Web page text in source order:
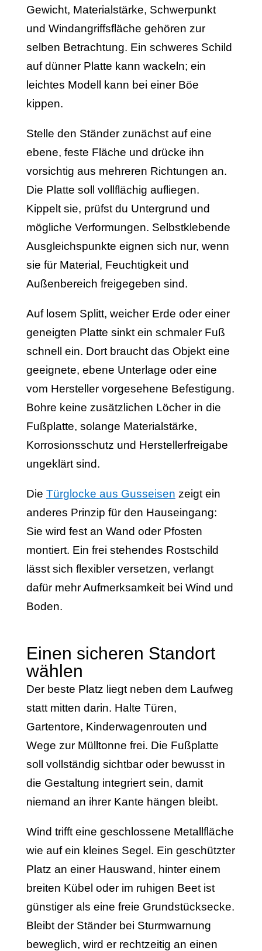
Gewicht, Materialstärke, Schwerpunkt
und Windangriffsfläche gehören zur
selben Betrachtung. Ein schweres Schild
auf dünner Platte kann wackeln; ein
leichtes Modell kann bei einer Böe
kippen.
Stelle den Ständer zunächst auf eine
ebene, feste Fläche und drücke ihn
vorsichtig aus mehreren Richtungen an.
Die Platte soll vollflächig aufliegen.
Kippelt sie, prüfst du Untergrund und
mögliche Verformungen. Selbstklebende
Ausgleichspunkte eignen sich nur, wenn
sie für Material, Feuchtigkeit und
Außenbereich freigegeben sind.
Auf losem Splitt, weicher Erde oder einer
geneigten Platte sinkt ein schmaler Fuß
schnell ein. Dort braucht das Objekt eine
geeignete, ebene Unterlage oder eine
vom Hersteller vorgesehene Befestigung.
Bohre keine zusätzlichen Löcher in die
Fußplatte, solange Materialstärke,
Korrosionsschutz und Herstellerfreigabe
ungeklärt sind.
Die Türglocke aus Gusseisen zeigt ein
anderes Prinzip für den Hauseingang:
Sie wird fest an Wand oder Pfosten
montiert. Ein frei stehendes Rostschild
lässt sich flexibler versetzen, verlangt
dafür mehr Aufmerksamkeit bei Wind und
Boden.
Einen sicheren Standort
wählen
Der beste Platz liegt neben dem Laufweg
statt mitten darin. Halte Türen,
Gartentore, Kinderwagenrouten und
Wege zur Mülltonne frei. Die Fußplatte
soll vollständig sichtbar oder bewusst in
die Gestaltung integriert sein, damit
niemand an ihrer Kante hängen bleibt.
Wind trifft eine geschlossene Metallfläche
wie auf ein kleines Segel. Ein geschützter
Platz an einer Hauswand, hinter einem
breiten Kübel oder im ruhigen Beet ist
günstiger als eine freie Grundstücksecke.
Bleibt der Ständer bei Sturmwarnung
beweglich, wird er rechtzeitig an einen